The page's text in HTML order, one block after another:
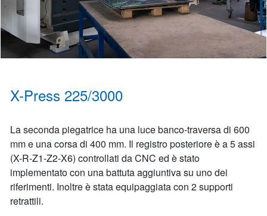
X-Press 225/3000
La seconda piegatrice ha una luce banco-traversa di 600
mm e una corsa di 400 mm. Il registro posteriore è a 5 assi
(X-R-Z1-Z2-X6) controllati da CNC ed è stato
implementato con una battuta aggiuntiva su uno dei
riferimenti. Inoltre è stata equipaggiata con 2 supporti
retrattili.